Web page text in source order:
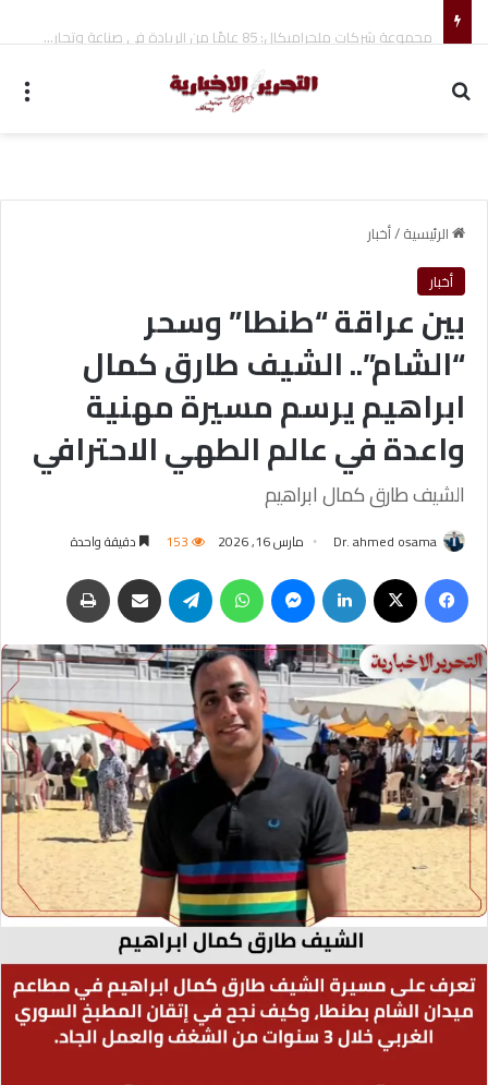
الرئيسية/أخبار
أخبار
بين عراقة “طنطا” وسحر
“الشام”.. الشيف طارق كمال
ابراهيم يرسم مسيرة مهنية
واعدة في عالم الطهي الاحترافي
الشيف طارق كمال ابراهيم
Dr. ahmed osama مارس 16, 2026 153 دقيقة واحدة